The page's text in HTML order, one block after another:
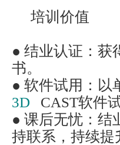
培训价值
● 结业认证：获
书。
● 软件试用：以
3D
CAST软件
● 课后无忧：结
持联系，持续提